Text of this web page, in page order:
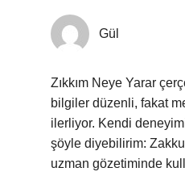
Gül
Zıkkım Neye Yarar
bilgiler düzenli, fakat
ilerliyor. Kendi
şöyle diyebilirim:
uzman gözetiminde